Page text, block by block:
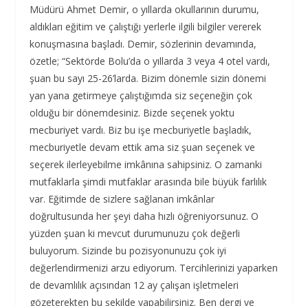
Müdürü Ahmet Demir, o yıllarda okullarının durumu,
aldıkları eğitim ve çalıştığı yerlerle ilgili bilgiler vererek
konuşmasına başladı. Demir, sözlerinin devamında,
özetle; “Sektörde Bolu’da o yıllarda 3 veya 4 otel vardı,
şuan bu sayı 25-26’larda. Bizim dönemle sizin dönemi
yan yana getirmeye çalıştığımda siz seçeneğin çok
olduğu bir dönemdesiniz. Bizde seçenek yoktu
mecburiyet vardı. Biz bu işe mecburiyetle başladık,
mecburiyetle devam ettik ama siz şuan seçenek ve
seçerek ilerleyebilme imkânına sahipsiniz. O zamanki
mutfaklarla şimdi mutfaklar arasında bile büyük farlılık
var. Eğitimde de sizlere sağlanan imkânlar
doğrultusunda her şeyi daha hızlı öğreniyorsunuz. O
yüzden şuan ki mevcut durumunuzu çok değerli
buluyorum. Sizinde bu pozisyonunuzu çok iyi
değerlendirmenizi arzu ediyorum. Tercihlerinizi yaparken
de devamlılık açısından 12 ay çalışan işletmeleri
gözeterekten bu şekilde yapabilirsiniz. Ben dergi ve